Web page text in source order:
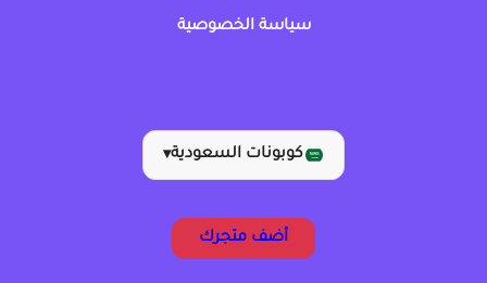
سياسة الخصوصية
كوبونات السعودية▾
أضف متجرك